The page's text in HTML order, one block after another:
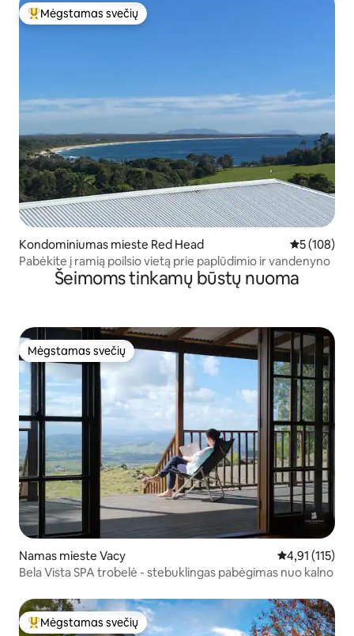
Svečių mėgstamiausias
Mėgstamas svečių
Kondominiumas mieste Red Head Vidutinis
5 (108)
Pabėkite į ramią poilsio vietą prie paplūdimio ir vandenyno
Šeimoms tinkamų būstų nuoma
Mėgstamas svečių
Mėgstamas svečių
Namas mieste Vacy Vidutinis
4,91 (115)
Bela Vista SPA trobelė - stebuklingas pabėgimas nuo kalno
Svečių mėgstamiausias
Mėgstamas svečių